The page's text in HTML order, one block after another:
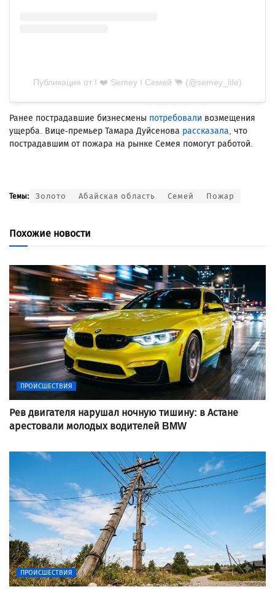
Публикация от I ❤️ Semey І Семей 🐫 (@semey_life)
Ранее пострадавшие бизнесмены потребовали возмещения
ущерба. Вице-премьер Тамара Дуйсенова рассказала, что
пострадавшим от пожара на рынке Семея помогут работой.
Темы: Золото Абайская область Семей Пожар
Похожие новости
ПРОИСШЕСТВИЯ
Рев двигателя нарушал ночную тишину: в Астане
арестовали молодых водителей BMW
ПРОИСШЕСТВИЯ